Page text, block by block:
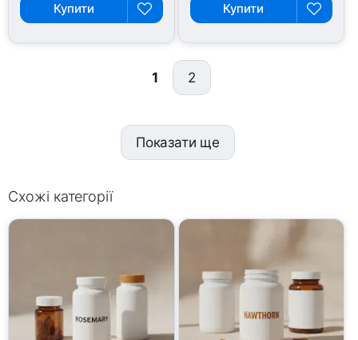
Купити Купити
1 2
Показати ще
Схожі категорії